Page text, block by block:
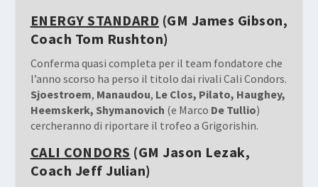
ENERGY STANDARD (GM James Gibson,
Coach Tom Rushton)
Conferma quasi completa per il team fondatore che
l’anno scorso ha perso il titolo dai rivali Cali Condors.
Sjoestroem, Manaudou, Le Clos, Pilato, Haughey,
Heemskerk, Shymanovich (e Marco De Tullio)
cercheranno di riportare il trofeo a Grigorishin.
CALI CONDORS (GM Jason Lezak,
Coach Jeff Julian)